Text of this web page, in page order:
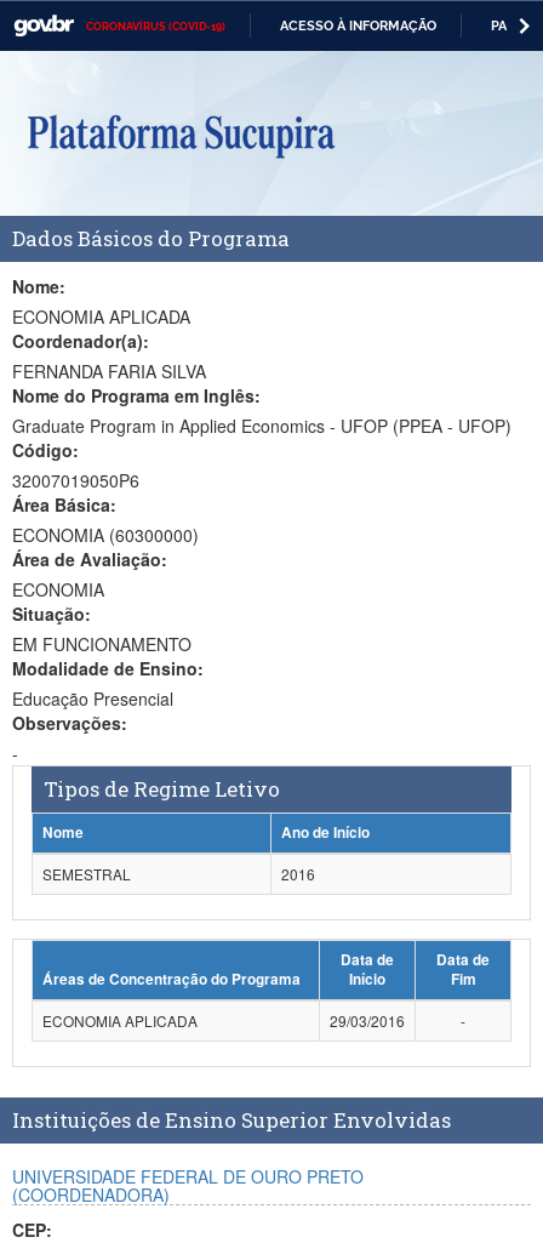
CORONAVÍRUS (COVID-19) ACESSO À INFORMAÇÃO
Casa Civil
Ministério da Defesa
Ministério da Economia
Ministério da Infraestrutura
Ministério da Educação
Ministério da Cidadania
Ministério da Saúde
Ministério da Ciência, Tecnologia, Inovações e Comunicações
Ministério do Meio Ambiente
Ministério do Turismo
Ministério do Desenvolvimento Regional
Controladoria-Geral da União
Ministério da Mulher, da Família e dos Direitos Humanos
Dados Básicos do Programa
Nome:
ECONOMIA APLICADA
Coordenador(a):
FERNANDA FARIA SILVA
Nome do Programa em Inglês:
Graduate Program in Applied Economics - UFOP (PPEA - UFOP)
Código:
32007019050P6
Área Básica:
ECONOMIA (60300000)
Área de Avaliação:
ECONOMIA
Situação:
EM FUNCIONAMENTO
Modalidade de Ensino:
Educação Presencial
Observações:
-
Tipos de Regime Letivo
Nome
Ano de Início
SEMESTRAL
2016
Áreas de Concentração do Programa
Data de
Início
Data de
Fim
ECONOMIA APLICADA
29/03/2016 -
Instituições de Ensino Superior Envolvidas
UNIVERSIDADE FEDERAL DE OURO PRETO
(COORDENADORA)
CEP: